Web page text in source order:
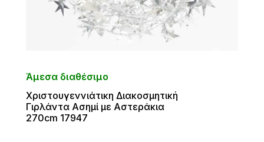
Άμεσα διαθέσιμο
Χριστουγεννιάτικη Διακοσμητική
Γιρλάντα Ασημί με Αστεράκια
270cm 17947